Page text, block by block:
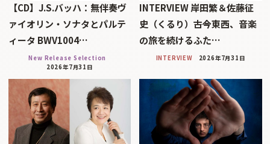
【CD】J.S.バッハ：無伴奏ヴ
ァイオリン・ソナタとパルテ
ィータ BWV1004…
New Release Selection
2026年7月31日
INTERVIEW 岸田繁＆佐藤征
史（くるり）――古今東西、音楽
の旅を続けるふた…
INTERVIEW 2026年7月31日